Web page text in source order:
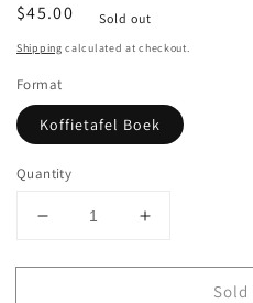
Regular
price
$45.00 Sold out
Shipping calculated at checkout.
Format
Koffietafel Boek
Quantity
Decrease
for
Increase
for